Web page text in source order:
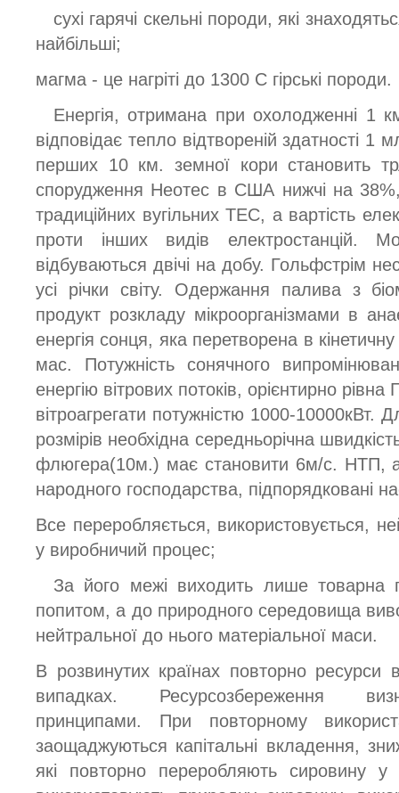
сухі гарячі скельні породи, які
найбільші;
магма - це нагріті до 1300 С гірські породи.
Енергія, отримана при охолодженні 1
відповідає тепло відтвореній здатності 1
перших 10 км. земної кори становить
спорудження Неотес в США нижчі на
традиційних вугільних ТЕС, а вартість
проти інших видів електростанцій.
відбуваються двічі на добу. Гольфстрім
усі річки світу. Одержання палива з
продукт розкладу мікроорганізмами в
енергія сонця, яка перетворена в
мас. Потужність сонячного
енергію вітрових потоків, орієнтирно
вітроагрегати потужністю 1000-10000кВт.
розмірів необхідна середньорічна
флюгера(10м.) має становити 6м/с. НТП, а
народного господарства, підпорядковані
Все переробляється, використовується,
у виробничий процес;
За його межі виходить лише товарна
попитом, а до природного середовища
нейтральної до нього матеріальної маси.
В розвинутих країнах повторно ресурси
випадках. Ресурсозбереження
принципами. При повторному
заощаджуються капітальні вкладення,
які повторно переробляють сировину у